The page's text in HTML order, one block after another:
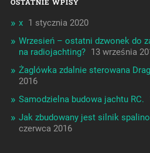
x 1 stycznia 2020
Wrzesień – ostatni dzwonek do
na radiojachting? 13 września
Żaglówka zdalnie sterowana
2016
Samodzielna budowa jachtu RC.
Jak zbudowany jest silnik
czerwca 2016